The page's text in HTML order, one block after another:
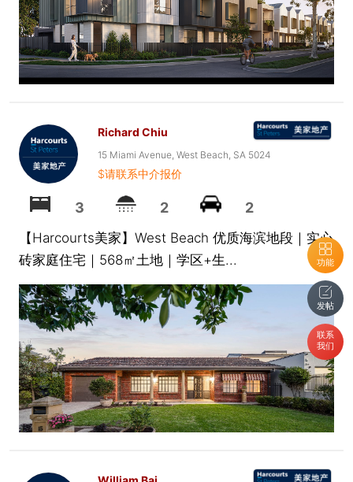
功能
发帖
联系
我们
Richard Chiu
15 Miami Avenue, West Beach, SA 5024
$请联系中介报价
3 2 2
【Harcourts美家】West Beach 优质海滨地段｜实心
砖家庭住宅｜568㎡土地｜学区+生...